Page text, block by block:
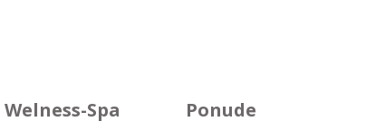
Welness-Spa Ponude